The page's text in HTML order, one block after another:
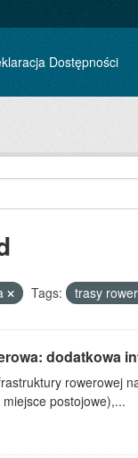
Dostępności
Tags: trasy
dodatkowa
rowerowej
postojowe),...